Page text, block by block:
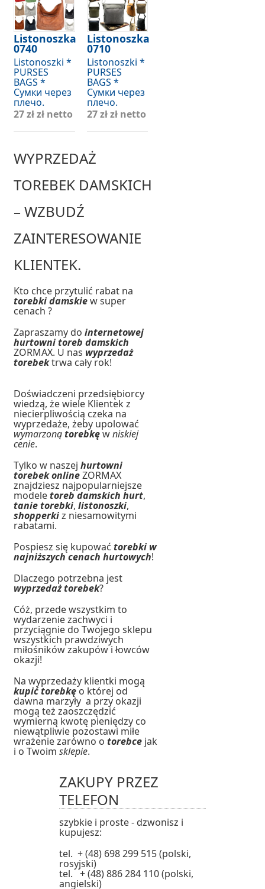
Listonoszka
0740
Listonoszki *
PURSES
BAGS *
Сумки через
плечо.
27 złzł netto
Listonoszka
0710
Listonoszki *
PURSES
BAGS *
Сумки через
плечо.
27 złzł netto
WYPRZEDAŻ
TOREBEK DAMSKICH
– WZBUDŹ
ZAINTERESOWANIE
KLIENTEK.
Kto chce przytulić rabat na
torebki damskiew super
cenach ?
Zapraszamy dointernetowej
hurtowni toreb damskich
ZORMAX. U nas wyprzedaż
torebektrwa cały rok!
Doświadczeni przedsiębiorcy
wiedzą, że wiele Klientek z
niecierpliwością czeka na
wyprzedaże, żeby upolować
wymarzonątorebkęwniskiej
cenie.
Tylko w naszejhurtowni
torebek onlineZORMAX
znajdziesz najpopularniejsze
modeletoreb damskich hurt,
tanie torebki,listonoszki,
shopperkiz niesamowitymi
rabatami.
Pospiesz się kupowaćtorebki w
najniższych cenach hurtowych!
Dlaczego potrzebna jest
wyprzedaż torebek?
Cóż, przede wszystkim to
wydarzenie zachwyci i
przyciągnie do Twojego sklepu
wszystkich prawdziwych
miłośników zakupów i łowców
okazji!
Na wyprzedaży klientki mogą
kupić torebkęo której od
dawna marzyły a przy okazji
mogą też zaoszczędzić
wymierną kwotę pieniędzy co
niewątpliwie pozostawi miłe
wrażenie zarówno otorebce jak
i o Twoimsklepie.
ZAKUPY PRZEZ
TELEFON
szybkie i proste - dzwonisz i
kupujesz:
tel. + (48) 698 299 515 (polski,
rosyjski)
tel. + (48) 886 284 110 (polski,
angielski)